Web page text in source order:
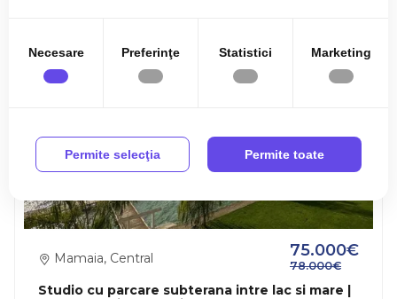
Studio cu parcare subterana intre lac si mare |
Mamaia, Central 75.000€
78.000€
Necesare Preferinţe Statistici Marketing
Permite selecţia Permite toate